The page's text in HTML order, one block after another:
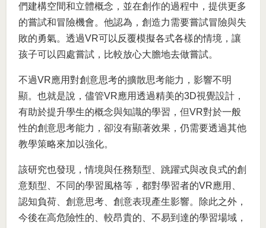
們建構空間和立體概念，並在創作的過程中，提供更多
的嘗試和冒險機會。他認為，創造力需要嘗試冒險與失
敗的勇氣。透過VR可以反覆模擬各式各樣的情境，讓
孩子可以四處嘗試，比較放心大膽地去做嘗試。
不過VR應用對創意思考的擴散思考能力，影響不明
顯。也就是說，儘管VR應用透過精美的3D視覺設計，
有助於提升學生的概念與知識的學習，但VR對於一般
性的創意思考能力，卻沒有顯著效果，仍需要透過其他
教學策略來加以強化。
該研究也發現，情境與任務類型、跳躍式與改良式的創
意類型、不同的學習風格等，都對學習者的VR應用、
認知負荷、創意思考、創意表現產生影響。除此之外，
今後在高危險性的、較昂貴的、不易到達的學習場域，